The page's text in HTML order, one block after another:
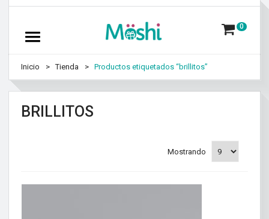
0
Inicio Tienda Productos etiquetados “brillitos”
BRILLITOS
Mostrando